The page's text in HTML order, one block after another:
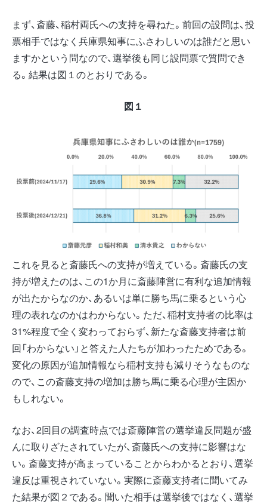
まず、斎藤、稲村両氏への支持を尋ねた。前回の設問は、投
票相手ではなく兵庫県知事にふさわしいのは誰だと思い
ますかという問なので、選挙後も同じ設問票で質問でき
る。結果は図１のとおりである。
図１
これを見ると斎藤氏への支持が増えている。斎藤氏の支
持が増えたのは、この1か月に斎藤陣営に有利な追加情報
が出たからなのか、あるいは単に勝ち馬に乗るという心
理の表れなのかはわからない。ただ、稲村支持者の比率は
31%程度で全く変わっておらず、新たな斎藤支持者は前
回「わからない」と答えた人たちが加わったためである。
変化の原因が追加情報なら稲村支持も減りそうなものな
ので、この斎藤支持の増加は勝ち馬に乗る心理が主因か
もしれない。
なお、2回目の調査時点では斎藤陣営の選挙違反問題が盛
んに取りざたされていたが、斎藤氏への支持に影響はな
い。斎藤支持が高まっていることからわかるとおり、選挙
違反は重視されていない。実際に斎藤支持者に聞いてみ
た結果が図２である。聞いた相手は選挙後ではなく、選挙